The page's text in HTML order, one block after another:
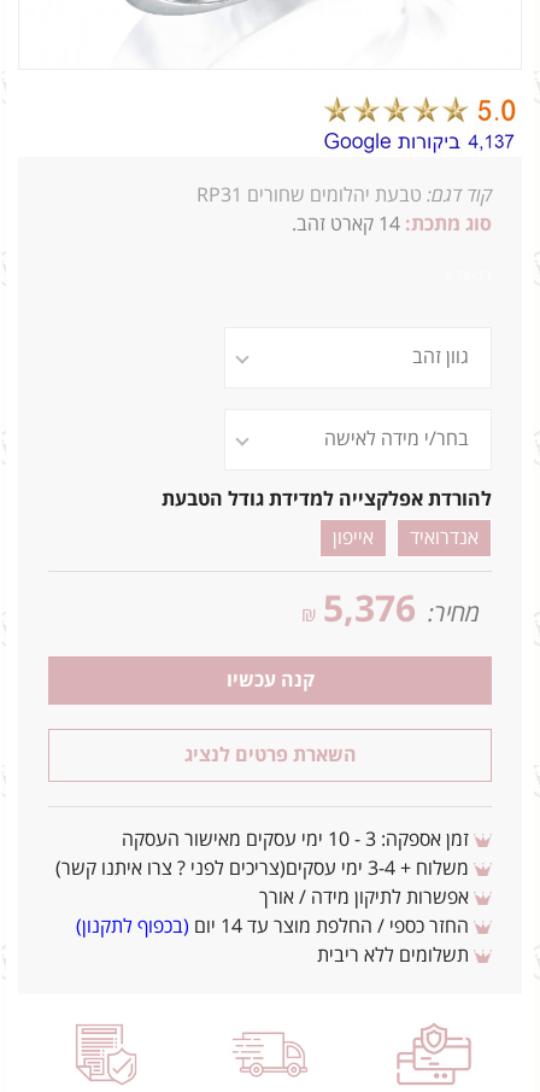
קוד דגם: טבעת יהלומים שחורים RP31
סוג מתכת: 14 קארט זהב.
להורדת אפלקצייה למדידת גודל הטבעת
אנדרואיד
אייפון
מחיר: 5,376
₪
קנה עכשיו
השארת פרטים לנציג
זמן אספקה: 3 - 10 ימי עסקים מאישור העסקה
משלוח + 3-4 ימי עסקים(צריכים לפני ? צרו איתנו קשר)
אפשרות לתיקון מידה / אורך
החזר כספי / החלפת מוצר עד 14 יום
(בכפוף לתקנון)
תשלומים ללא ריבית